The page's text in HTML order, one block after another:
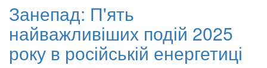
Занепад: П'ять
найважливіших подій 2025
року в російській енергетиці